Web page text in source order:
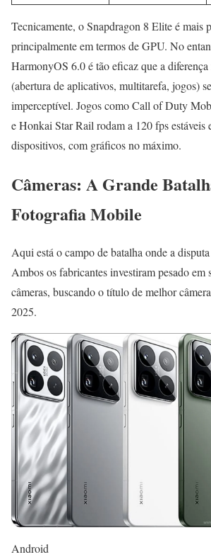
Tecnicamente, o Snapdragon 8 Elite é mais
principalmente em termos de GPU. No
HarmonyOS 6.0 é tão eficaz que a
(abertura de aplicativos, multitarefa, jogos)
imperceptível. Jogos como Call of Duty
e Honkai Star Rail rodam a 120 fps estáveis
dispositivos, com gráficos no máximo.
Câmeras: A Grande
Fotografia Mobile
Aqui está o campo de batalha onde a
Ambos os fabricantes investiram pesado em
câmeras, buscando o título de melhor
2025.
Android